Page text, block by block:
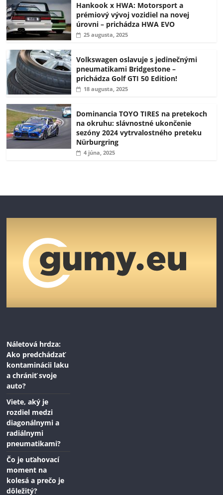
Hankook x HWA: Motorsport a
prémiový vývoj vozidiel na novej
úrovni – prichádza HWA EVO
25 augusta, 2025
Volkswagen oslavuje s jedinečnými
pneumatikami Bridgestone –
prichádza Golf GTI 50 Edition!
18 augusta, 2025
Dominancia TOYO TIRES na pretekoch
na okruhu: slávnostné ukončenie
sezóny 2024 vytrvalostného preteku
Nürburgring
4 júna, 2025
Náletová hrdza:
Ako predchádzať
kontaminácii laku
a chrániť svoje
auto?
Viete, aký je
rozdiel medzi
diagonálnymi a
radiálnymi
pneumatikami?
Čo je uťahovací
moment na
kolesá a prečo je
dôležitý?